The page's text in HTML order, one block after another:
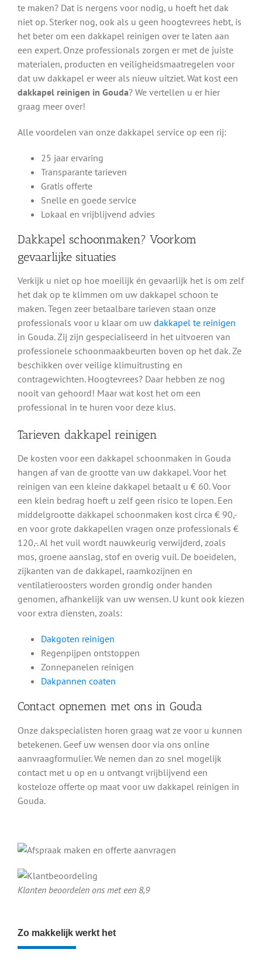
te maken? Dat is nergens voor nodig, u hoeft het dak
niet op. Sterker nog, ook als u geen hoogtevrees hebt, is
het beter om een dakkapel reinigen over te laten aan
een expert. Onze professionals zorgen er met de juiste
materialen, producten en veiligheidsmaatregelen voor
dat uw dakkapel er weer als nieuw uitziet. Wat kost een
dakkapel reinigen in Gouda? We vertellen u er hier
graag meer over!
Alle voordelen van onze dakkapel service op een rij:
25 jaar ervaring
Transparante tarieven
Gratis offerte
Snelle en goede service
Lokaal en vrijblijvend advies
Dakkapel schoonmaken? Voorkom
gevaarlijke situaties
Verkijk u niet op hoe moeilijk én gevaarlijk het is om zelf
het dak op te klimmen om uw dakkapel schoon te
maken. Tegen zeer betaalbare tarieven staan onze
professionals voor u klaar om uw dakkapel te reinigen
in Gouda. Zij zijn gespecialiseerd in het uitvoeren van
professionele schoonmaakbeurten boven op het dak. Ze
beschikken over veilige klimuitrusting en
contragewichten. Hoogtevrees? Daar hebben ze nog
nooit van gehoord! Maar wat kost het om een
professional in te huren voor deze klus.
Tarieven dakkapel reinigen
De kosten voor een dakkapel schoonmaken in Gouda
hangen af van de grootte van uw dakkapel. Voor het
reinigen van een kleine dakkapel betaalt u € 60. Voor
een klein bedrag hoeft u zelf geen risico te lopen. Een
middelgrootte dakkapel schoonmaken kost circa € 90,-
en voor grote dakkapellen vragen onze professionals €
120,-. Al het vuil wordt nauwkeurig verwijderd, zoals
mos, groene aanslag, stof en overig vuil. De boeidelen,
zijkanten van de dakkapel, raamkozijnen en
ventilatieroosters worden grondig onder handen
genomen, afhankelijk van uw wensen. U kunt ook kiezen
voor extra diensten, zoals:
Dakgoten reinigen
Regenpijpen ontstoppen
Zonnepanelen reinigen
Dakpannen coaten
Contact opnemen met ons in Gouda
Onze dakspecialisten horen graag wat ze voor u kunnen
betekenen. Geef uw wensen door via ons online
aanvraagformulier. We nemen dan zo snel mogelijk
contact met u op en u ontvangt vrijblijvend een
kosteloze offerte op maat voor uw dakkapel reinigen in
Gouda.
Klanten beoordelen ons met een 8,9
Zo makkelijk werkt het